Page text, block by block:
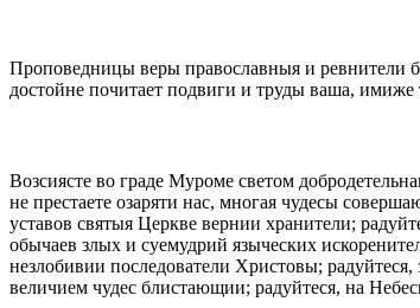
Проповедницы веры православныя и ревнители
достойне почитает подвиги и труды ваша,
Возсиясте во граде Муроме светом
не престаете озаряти нас, многая чудесы
уставов святыя Церкве вернии хранители;
обычаев злых и суемудрий языческих
незлобивии последователи Христовы;
величием чудес блистающии; радуйтеся, на